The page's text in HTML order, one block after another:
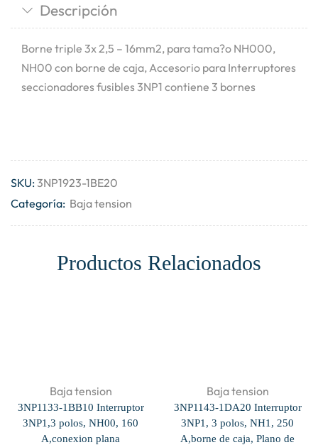
Descripción
Borne triple 3x 2,5 – 16mm2, para tama?o NH000,
NH00 con borne de caja, Accesorio para Interruptores
seccionadores fusibles 3NP1 contiene 3 bornes
SKU:3NP1923-1BE20
Categoría: Baja tension
Productos Relacionados
Baja tension
3NP1133-1BB10 Interruptor
3NP1,3 polos, NH00, 160
A,conexion plana
Baja tension
3NP1143-1DA20 Interruptor
3NP1, 3 polos, NH1, 250
A,borne de caja, Plano de